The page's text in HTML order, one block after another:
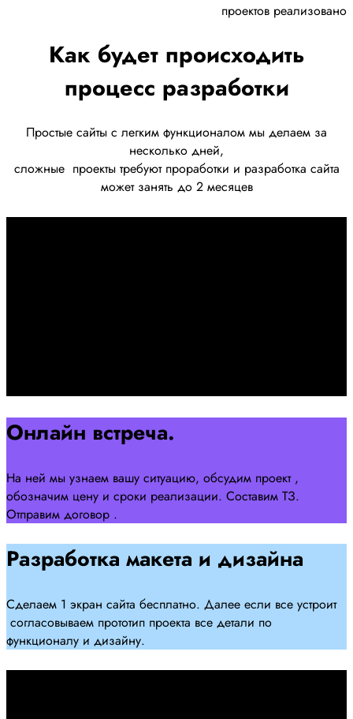
проектов реализовано
Как будет происходить
процесс разработки
Простые сайты с легким функционалом мы делаем за
несколько дней,
сложные проекты требуют проработки и разработка сайта
может занять до 2 месяцев
Онлайн встреча.
На ней мы узнаем вашу ситуацию, обсудим проект ,
обозначим цену и сроки реализации. Составим ТЗ.
Отправим договор .
Разработка макета и дизайна
Сделаем 1 экран сайта бесплатно. Далее если все устроит
согласовываем прототип проекта все детали по
функционалу и дизайну.